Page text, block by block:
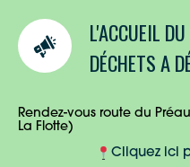
L'ACCUEIL
DÉCHETS A
Rendez-vous route du
La Flotte)
Cliquez ici
ENTREPRISES